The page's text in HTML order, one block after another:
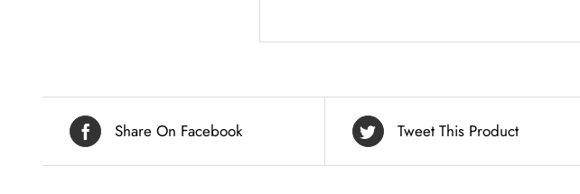
Share On Facebook Tweet This Product